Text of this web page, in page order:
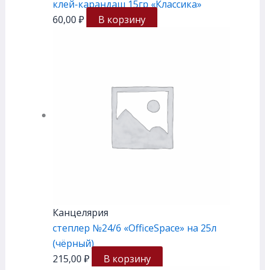
клей-карандаш 15гр «Классика»
60,00 ₽ В корзину
Канцелярия
степлер №24/6 «OfficeSpace» на 25л
(чёрный)
215,00 ₽ В корзину